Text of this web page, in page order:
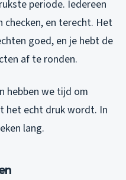
periode. Iedereen
en terecht. Het
goed, en je hebt de
af te ronden.
hebben we tijd om
het echt druk wordt. In
lang.